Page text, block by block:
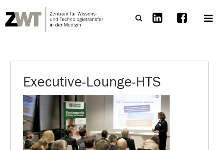
Executive-Lounge-HTS